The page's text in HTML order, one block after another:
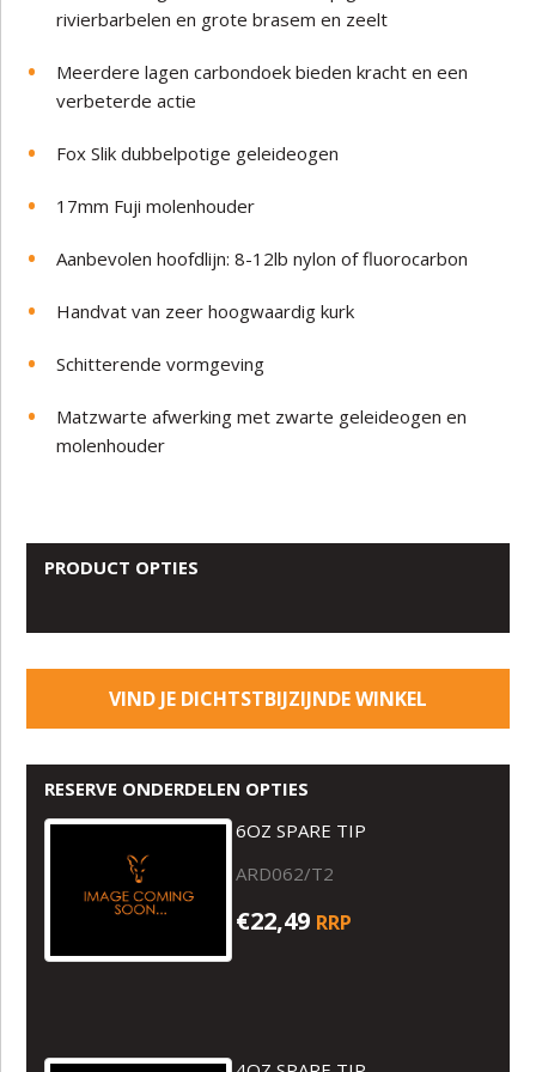
rivierbarbelen en grote brasem en zeelt
Meerdere lagen carbondoek bieden kracht en een
verbeterde actie
Fox Slik dubbelpotige geleideogen
17mm Fuji molenhouder
Aanbevolen hoofdlijn: 8-12lb nylon of fluorocarbon
Handvat van zeer hoogwaardig kurk
Schitterende vormgeving
Matzwarte afwerking met zwarte geleideogen en
molenhouder
PRODUCT OPTIES
VIND JE DICHTSTBIJZIJNDE WINKEL
RESERVE ONDERDELEN OPTIES
6OZ SPARE TIP
ARD062/T2
€22,49 RRP